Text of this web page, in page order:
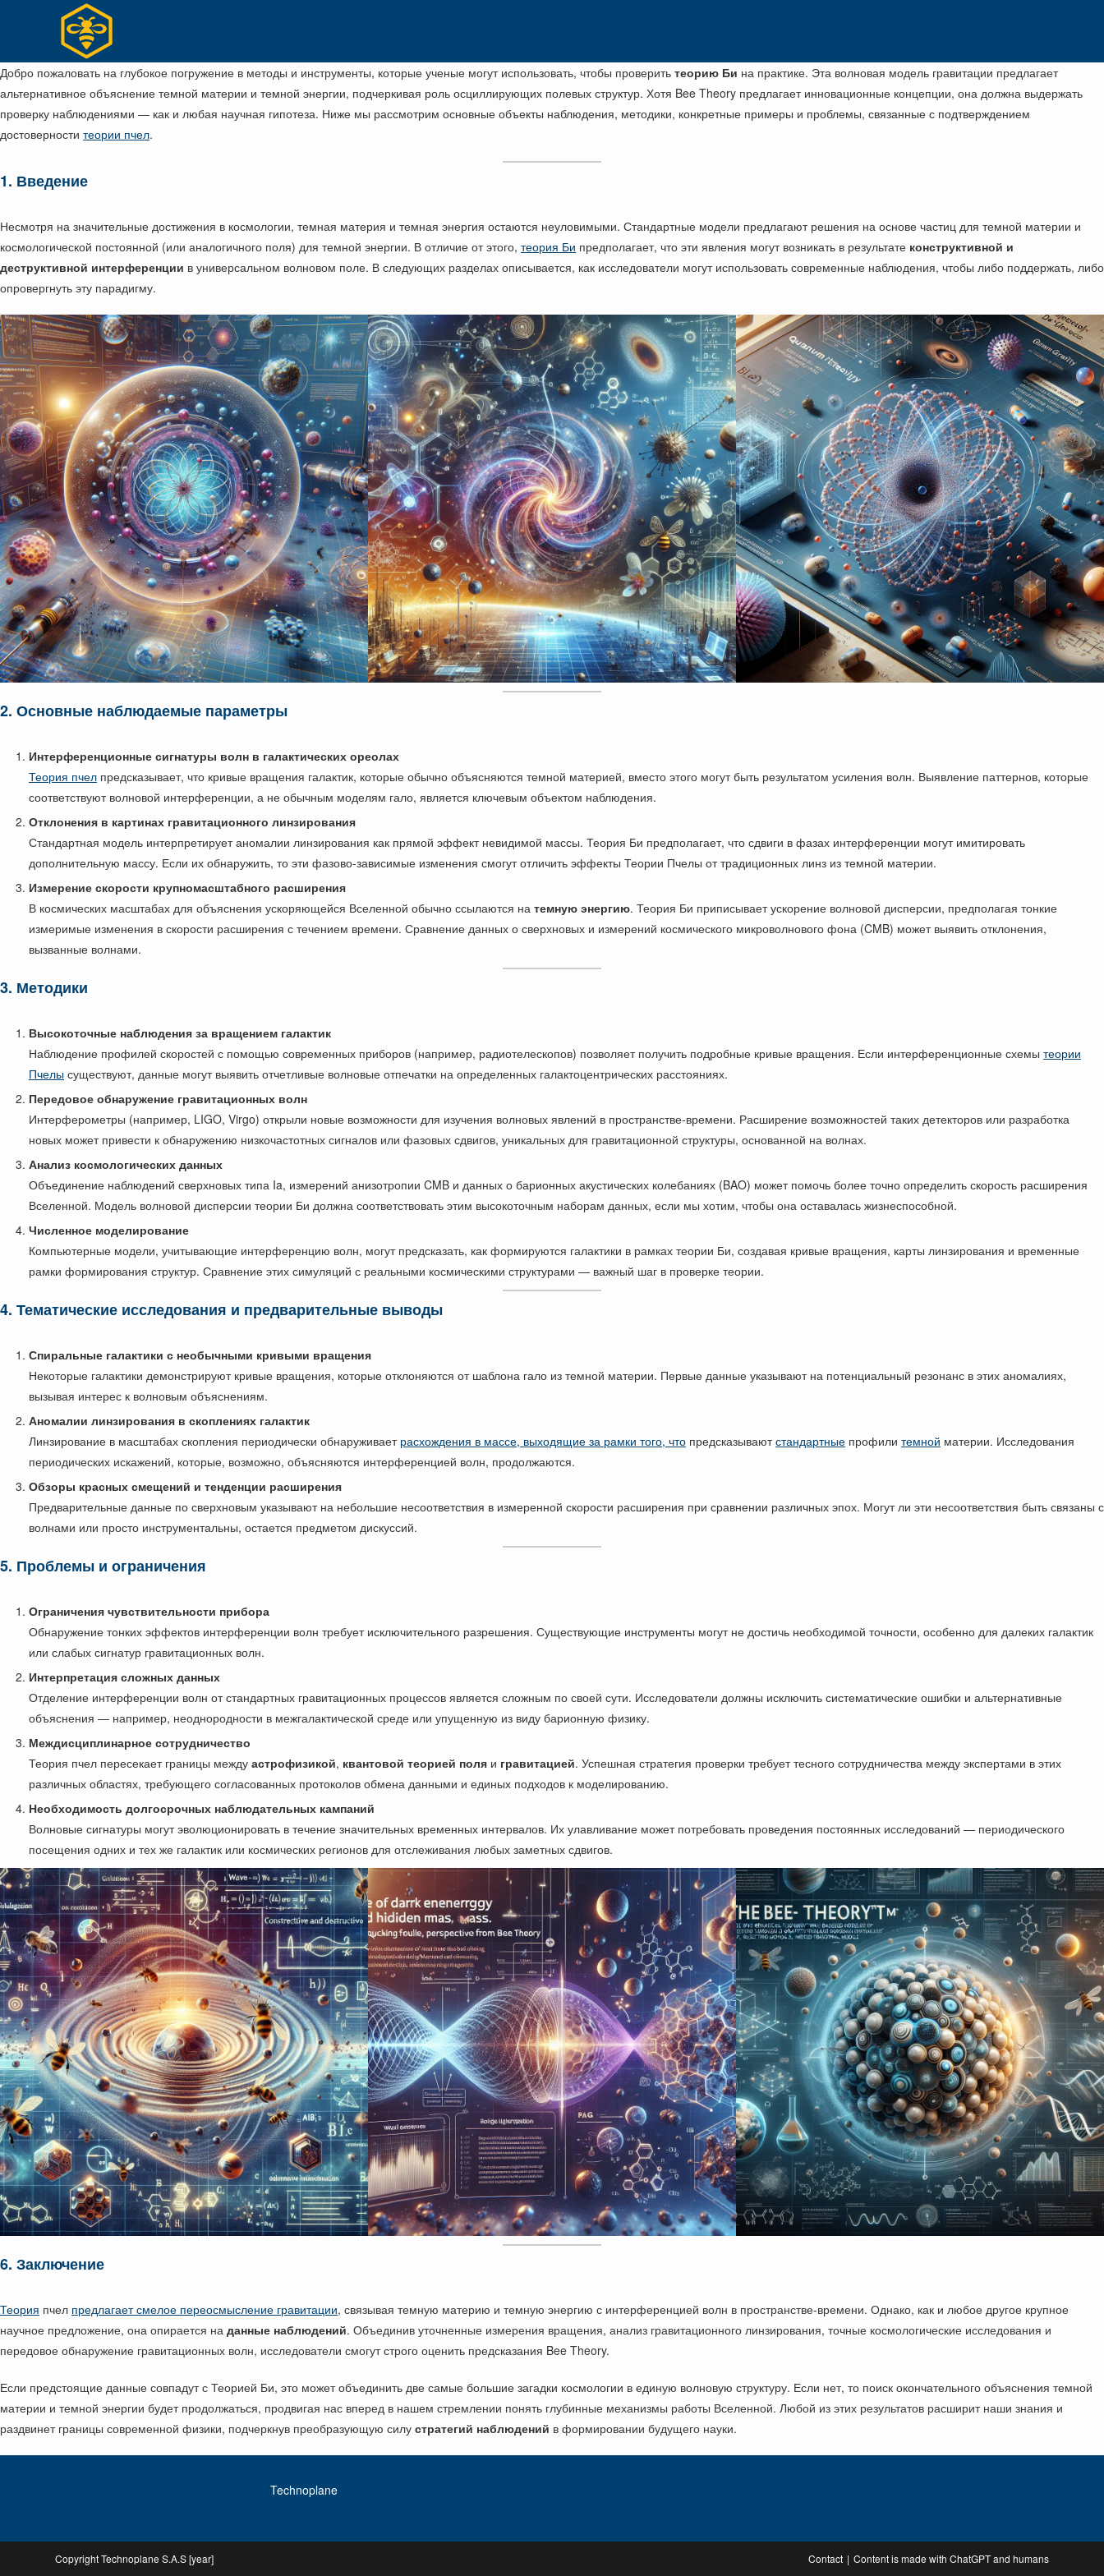
содержимому
Добро пожаловать на глубокое погружение в методы и инструменты, которые ученые могут использовать, чтобы проверить теорию Би на практике. Эта волновая модель гравитации предлагает
альтернативное объяснение темной материи и темной энергии, подчеркивая роль осциллирующих полевых структур. Хотя Bee Theory предлагает инновационные концепции, она должна выдержать
проверку наблюдениями — как и любая научная гипотеза. Ниже мы рассмотрим основные объекты наблюдения, методики, конкретные примеры и проблемы, связанные с подтверждением
достоверности теории пчел.
1. Введение
Несмотря на значительные достижения в космологии, темная материя и темная энергия остаются неуловимыми. Стандартные модели предлагают решения на основе частиц для темной материи и
космологической постоянной (или аналогичного поля) для темной энергии. В отличие от этого, теория Би предполагает, что эти явления могут возникать в результате конструктивной и
деструктивной интерференции в универсальном волновом поле. В следующих разделах описывается, как исследователи могут использовать современные наблюдения, чтобы либо поддержать, либо
опровергнуть эту парадигму.
2. Основные наблюдаемые параметры
Интерференционные сигнатуры волн в галактических ореолах
Теория пчел предсказывает, что кривые вращения галактик, которые обычно объясняются темной материей, вместо этого могут быть результатом усиления волн. Выявление паттернов, которые
соответствуют волновой интерференции, а не обычным моделям гало, является ключевым объектом наблюдения.
Отклонения в картинах гравитационного линзирования
Стандартная модель интерпретирует аномалии линзирования как прямой эффект невидимой массы. Теория Би предполагает, что сдвиги в фазах интерференции могут имитировать
дополнительную массу. Если их обнаружить, то эти фазово-зависимые изменения смогут отличить эффекты Теории Пчелы от традиционных линз из темной материи.
Измерение скорости крупномасштабного расширения
В космических масштабах для объяснения ускоряющейся Вселенной обычно ссылаются на темную энергию. Теория Би приписывает ускорение волновой дисперсии, предполагая тонкие
измеримые изменения в скорости расширения с течением времени. Сравнение данных о сверхновых и измерений космического микроволнового фона (CMB) может выявить отклонения,
вызванные волнами.
3. Методики
Высокоточные наблюдения за вращением галактик
Наблюдение профилей скоростей с помощью современных приборов (например, радиотелескопов) позволяет получить подробные кривые вращения. Если интерференционные схемы теории
Пчелы существуют, данные могут выявить отчетливые волновые отпечатки на определенных галактоцентрических расстояниях.
Передовое обнаружение гравитационных волн
Интерферометры (например, LIGO, Virgo) открыли новые возможности для изучения волновых явлений в пространстве-времени. Расширение возможностей таких детекторов или разработка
новых может привести к обнаружению низкочастотных сигналов или фазовых сдвигов, уникальных для гравитационной структуры, основанной на волнах.
Анализ космологических данных
Объединение наблюдений сверхновых типа Ia, измерений анизотропии CMB и данных о барионных акустических колебаниях (BAO) может помочь более точно определить скорость расширения
Вселенной. Модель волновой дисперсии теории Би должна соответствовать этим высокоточным наборам данных, если мы хотим, чтобы она оставалась жизнеспособной.
Численное моделирование
Компьютерные модели, учитывающие интерференцию волн, могут предсказать, как формируются галактики в рамках теории Би, создавая кривые вращения, карты линзирования и временные
рамки формирования структур. Сравнение этих симуляций с реальными космическими структурами — важный шаг в проверке теории.
4. Тематические исследования и предварительные выводы
Спиральные галактики с необычными кривыми вращения
Некоторые галактики демонстрируют кривые вращения, которые отклоняются от шаблона гало из темной материи. Первые данные указывают на потенциальный резонанс в этих аномалиях,
вызывая интерес к волновым объяснениям.
Аномалии линзирования в скоплениях галактик
Линзирование в масштабах скопления периодически обнаруживает расхождения в массе, выходящие за рамки того, что предсказываютстандартные профили темной материи. Исследования
периодических искажений, которые, возможно, объясняются интерференцией волн, продолжаются.
Обзоры красных смещений и тенденции расширения
Предварительные данные по сверхновым указывают на небольшие несоответствия в измеренной скорости расширения при сравнении различных эпох. Могут ли эти несоответствия быть связаны с
волнами или просто инструментальны, остается предметом дискуссий.
5. Проблемы и ограничения
Ограничения чувствительности прибора
Обнаружение тонких эффектов интерференции волн требует исключительного разрешения. Существующие инструменты могут не достичь необходимой точности, особенно для далеких галактик
или слабых сигнатур гравитационных волн.
Интерпретация сложных данных
Отделение интерференции волн от стандартных гравитационных процессов является сложным по своей сути. Исследователи должны исключить систематические ошибки и альтернативные
объяснения — например, неоднородности в межгалактической среде или упущенную из виду барионную физику.
Междисциплинарное сотрудничество
Теория пчел пересекает границы между астрофизикой, квантовой теорией поля и гравитацией. Успешная стратегия проверки требует тесного сотрудничества между экспертами в этих
различных областях, требующего согласованных протоколов обмена данными и единых подходов к моделированию.
Необходимость долгосрочных наблюдательных кампаний
Волновые сигнатуры могут эволюционировать в течение значительных временных интервалов. Их улавливание может потребовать проведения постоянных исследований — периодического
посещения одних и тех же галактик или космических регионов для отслеживания любых заметных сдвигов.
6. Заключение
Теория пчел предлагает смелое переосмысление гравитации, связывая темную материю и темную энергию с интерференцией волн в пространстве-времени. Однако, как и любое другое крупное
научное предложение, она опирается на данные наблюдений. Объединив уточненные измерения вращения, анализ гравитационного линзирования, точные космологические исследования и
передовое обнаружение гравитационных волн, исследователи смогут строго оценить предсказания Bee Theory.
Если предстоящие данные совпадут с Теорией Би, это может объединить две самые большие загадки космологии в единую волновую структуру. Если нет, то поиск окончательного объяснения темной
материи и темной энергии будет продолжаться, продвигая нас вперед в нашем стремлении понять глубинные механизмы работы Вселенной. Любой из этих результатов расширит наши знания и
раздвинет границы современной физики, подчеркнув преобразующую силу стратегий наблюдений в формировании будущего науки.
Technoplane
Contact Content is made with ChatGPT and humans
Copyright Technoplane S.A.S [year]